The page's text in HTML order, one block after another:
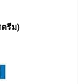
ตรีม)